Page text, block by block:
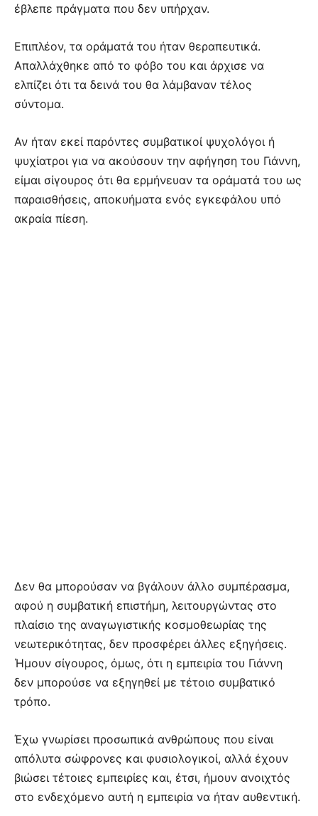
έβλεπε πράγματα που δεν υπήρχαν.
Επιπλέον, τα οράματά του ήταν θεραπευτικά.
Απαλλάχθηκε από το φόβο του και άρχισε να
ελπίζει ότι τα δεινά του θα λάμβαναν τέλος
σύντομα.
Αν ήταν εκεί παρόντες συμβατικοί ψυχολόγοι ή
ψυχίατροι για να ακούσουν την αφήγηση του Γιάννη,
είμαι σίγουρος ότι θα ερμήνευαν τα οράματά του ως
παραισθήσεις, αποκυήματα ενός εγκεφάλου υπό
ακραία πίεση.
Δεν θα μπορούσαν να βγάλουν άλλο συμπέρασμα,
αφού η συμβατική επιστήμη, λειτουργώντας στο
πλαίσιο της αναγωγιστικής κοσμοθεωρίας της
νεωτερικότητας, δεν προσφέρει άλλες εξηγήσεις.
Ήμουν σίγουρος, όμως, ότι η εμπειρία του Γιάννη
δεν μπορούσε να εξηγηθεί με τέτοιο συμβατικό
τρόπο.
Έχω γνωρίσει προσωπικά ανθρώπους που είναι
απόλυτα σώφρονες και φυσιολογικοί, αλλά έχουν
βιώσει τέτοιες εμπειρίες και, έτσι, ήμουν ανοιχτός
στο ενδεχόμενο αυτή η εμπειρία να ήταν αυθεντική.